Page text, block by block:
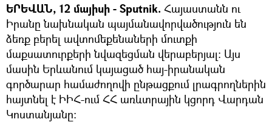
ԵՐԵՎԱՆ, 12 մայիսի - Sputnik. Հայաստանն ու
Իրանը նախնական պայմանավորվածություն են
ձեռք բերել ավտոմեքենաների մուտքի
մաքսատուրքերի նվազեցման վերաբերյալ: Այս
մասին Երևանում կայացած հայ-իրանական
գործարար համաժողովի ընթացքում լրագրողներին
հայտնել է ԻԻՀ-ում ՀՀ առևտրային կցորդ Վարդան
Կոստանյանը։